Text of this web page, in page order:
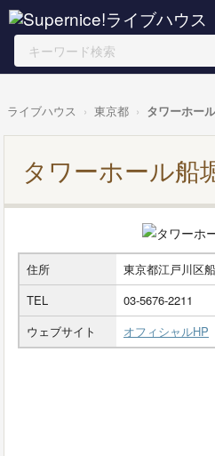
ライブハウス 東京都 タワーホー
タワーホール船
住所
東京都江戸川区
TEL
03-5676-2211
ウェブサイト
オフィシャルHP